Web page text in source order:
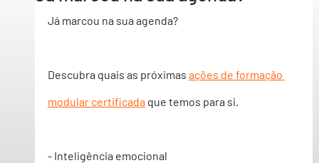
Já marcou na sua agenda?
Descubra quais as próximas ações de formação
modular certificada que temos para si.
- Inteligência emocional